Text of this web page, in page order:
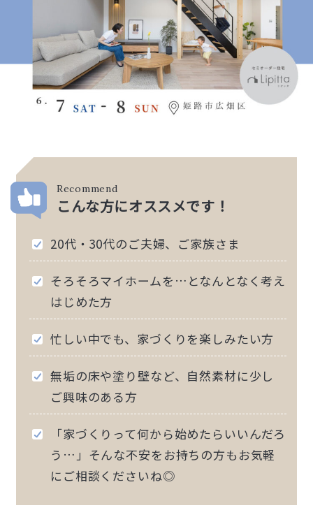
Recommend
こんな方にオススメです！
20代・30代のご夫婦、ご家族さま
そろそろマイホームを…となんとなく考え
はじめた方
忙しい中でも、家づくりを楽しみたい方
無垢の床や塗り壁など、自然素材に少し
ご興味のある方
「家づくりって何から始めたらいいんだろ
う…」そんな不安をお持ちの方もお気軽
にご相談くださいね◎